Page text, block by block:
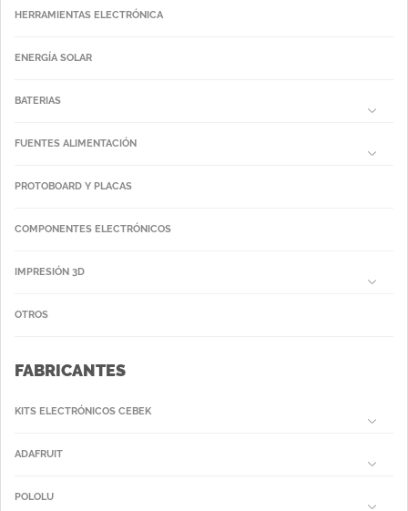
HERRAMIENTAS ELECTRÓNICA
ENERGÍA SOLAR
BATERIAS
FUENTES ALIMENTACIÓN
PROTOBOARD Y PLACAS
COMPONENTES ELECTRÓNICOS
IMPRESIÓN 3D
OTROS
FABRICANTES
KITS ELECTRÓNICOS CEBEK
ADAFRUIT
POLOLU